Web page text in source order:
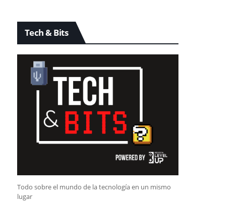
Tech & Bits
Todo sobre el mundo de la tecnología en un mismo
lugar